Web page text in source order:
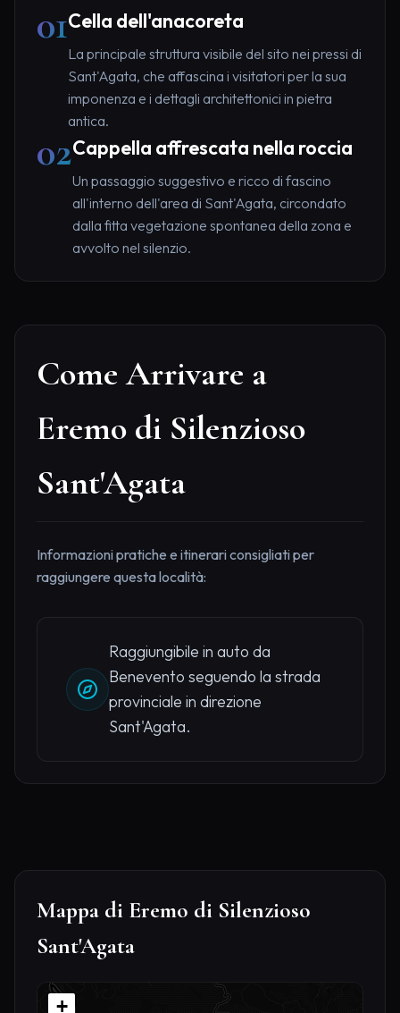
01Cella dell'anacoreta
La principale struttura visibile del sito nei pressi di
Sant'Agata, che affascina i visitatori per la sua
imponenza e i dettagli architettonici in pietra
antica.
02Cappella affrescata nella roccia
Un passaggio suggestivo e ricco di fascino
all'interno dell'area di Sant'Agata, circondato
dalla fitta vegetazione spontanea della zona e
avvolto nel silenzio.
Come Arrivare a
Eremo di Silenzioso
Sant'Agata
Informazioni pratiche e itinerari consigliati per
raggiungere questa località:
Raggiungibile in auto da
Benevento seguendo la strada
provinciale in direzione
Sant'Agata.
Mappa di Eremo di Silenzioso
Sant'Agata
+